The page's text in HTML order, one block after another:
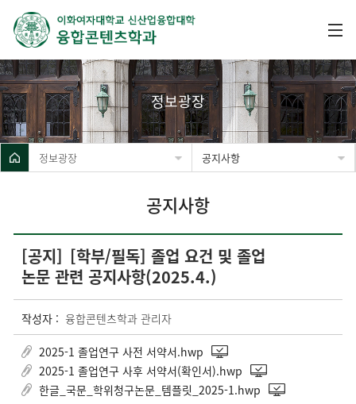
정보광장
정보광장 공지사항
공지사항
[공지] [학부/필독] 졸업 요건 및 졸업
논문 관련 공지사항(2025.4.)
작성자 : 융합콘텐츠학과 관리자
2025-1 졸업연구 사전 서약서.hwp
2025-1 졸업연구 사후 서약서(확인서).hwp
한글_국문_학위청구논문_템플릿_2025-1.hwp